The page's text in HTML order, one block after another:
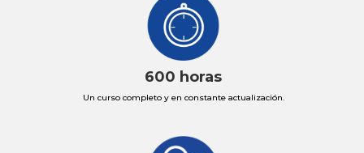
600 horas
Un curso completo y en constante actualización.